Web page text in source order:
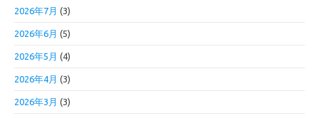
2026年7月 (3)
2026年6月 (5)
2026年5月 (4)
2026年4月 (3)
2026年3月 (3)